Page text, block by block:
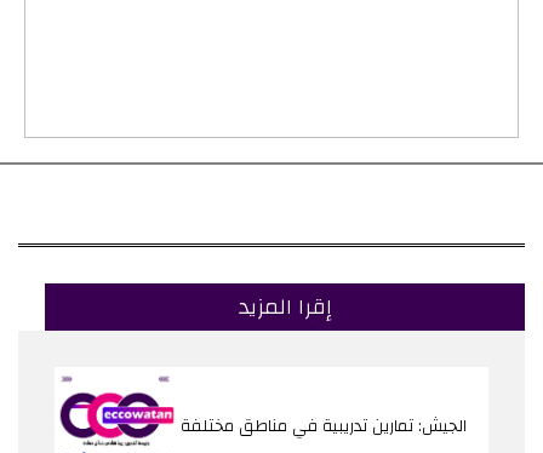
إقرا المزيد
الجيش: تمارين تدريبية في مناطق مختلفة